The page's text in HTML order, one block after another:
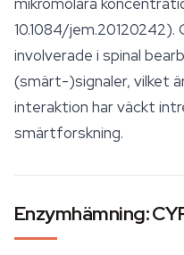
10.1084/
involverade i spinal
(smärt-)signaler, vilket
interaktion har väckt
smärtforskning.
Enzymhämning: